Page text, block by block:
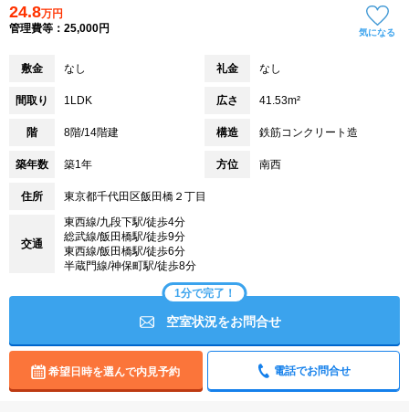
24.8万円
管理費等：25,000円
気になる
敷金 なし 礼金 なし
間取り 1LDK 広さ 41.53m²
階 8階/14階建 構造 鉄筋コンクリート造
築年数 築1年 方位 南西
住所 東京都千代田区飯田橋２丁目
交通
東西線/九段下駅/徒歩4分
総武線/飯田橋駅/徒歩9分
東西線/飯田橋駅/徒歩6分
半蔵門線/神保町駅/徒歩8分
1分で完了！
空室状況をお問合せ
希望日時を選んで内見予約 電話でお問合せ